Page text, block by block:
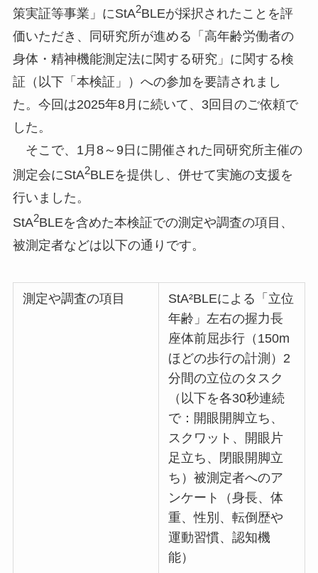
策実証等事業」にStA2BLEが採択されたことを評
価いただき、同研究所が進める「高年齢労働者の
身体・精神機能測定法に関する研究」に関する検
証（以下「本検証」）への参加を要請されまし
た。今回は2025年8月に続いて、3回目のご依頼で
した。
そこで、1月8～9日に開催された同研究所主催の
測定会にStA2BLEを提供し、併せて実施の支援を
行いました。
StA2BLEを含めた本検証での測定や調査の項目、
被測定者などは以下の通りです。
測定や調査の項目
StA²BLEによる「立位
年齢」左右の握力長
座体前屈歩行（150m
ほどの歩行の計測）2
分間の立位のタスク
（以下を各30秒連続
で：開眼開脚立ち、
スクワット、開眼片
足立ち、閉眼開脚立
ち）被測定者へのア
ンケート（身長、体
重、性別、転倒歴や
運動習慣、認知機
能）